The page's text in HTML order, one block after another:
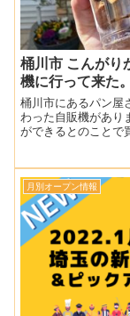
桶川市 こんがり
機に行って来た。
桶川市にあるパン屋
わった自販機があり
ができるとのことで
月別オープン情報